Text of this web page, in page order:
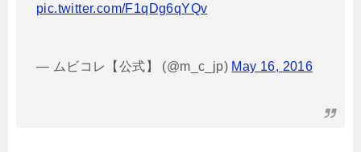
pic.twitter.com/F1qDg6qYQv
— ムビコレ【公式】 (@m_c_jp) May 16, 2016